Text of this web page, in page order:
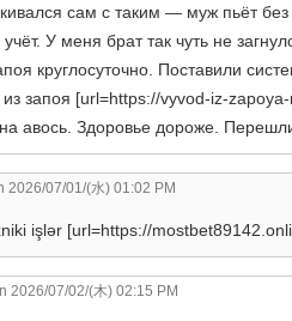
сам с таким — муж пьёт
учёт. У меня брат так чуть не
круглосуточно. Поставили
запоя [url=https://vyvod-iz-
авось. Здоровье дороже.
2026/07/01/(水) 01:02 PM
işlər [url=https://
2026/07/02/(木) 02:15 PM